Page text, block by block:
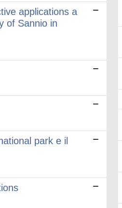
applications a
of Sannio in
park e il